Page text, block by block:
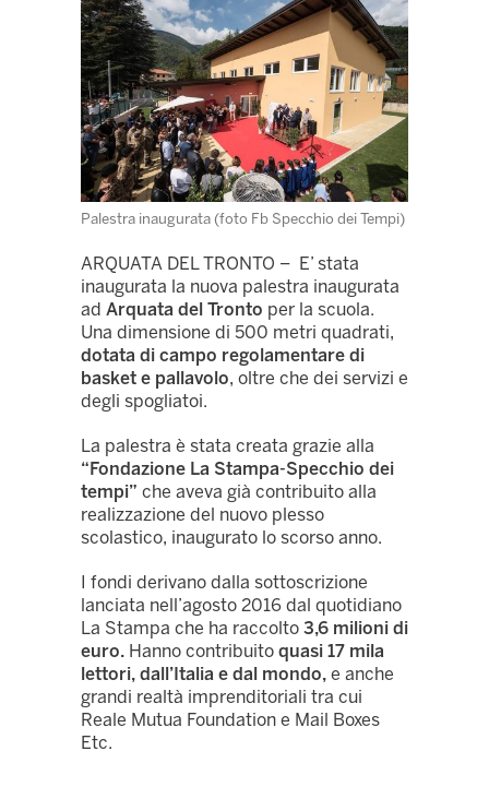
Palestra inaugurata (foto Fb Specchio dei Tempi)
ARQUATA DEL TRONTO – E’ stata
inaugurata la nuova palestra inaugurata
ad Arquata del Tronto per la scuola.
Una dimensione di 500 metri quadrati,
dotata di campo regolamentare di
basket e pallavolo, oltre che dei servizi e
degli spogliatoi.
La palestra è stata creata grazie alla
“Fondazione La Stampa-Specchio dei
tempi” che aveva già contribuito alla
realizzazione del nuovo plesso
scolastico, inaugurato lo scorso anno.
I fondi derivano dalla sottoscrizione
lanciata nell’agosto 2016 dal quotidiano
La Stampa che ha raccolto 3,6 milioni di
euro. Hanno contribuito quasi 17 mila
lettori, dall’Italia e dal mondo, e anche
grandi realtà imprenditoriali tra cui
Reale Mutua Foundation e Mail Boxes
Etc.